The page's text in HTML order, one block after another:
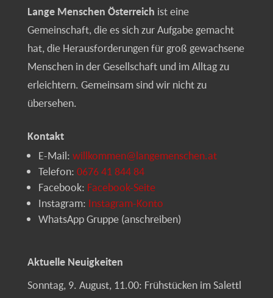
Lange Menschen Österreich ist eine
Gemeinschaft, die es sich zur Aufgabe gemacht
hat, die Herausforderungen für groß gewachsene
Menschen in der Gesellschaft und im Alltag zu
erleichtern. Gemeinsam sind wir nicht zu
übersehen.
Kontakt
E-Mail: willkommen@langemenschen.at
Telefon: 0676 41 844 84
Facebook: Facebook-Seite
Instagram: Instagram-Konto
WhatsApp Gruppe (anschreiben)
Aktuelle Neuigkeiten
Sonntag, 9. August, 11.00: Frühstücken im Salettl